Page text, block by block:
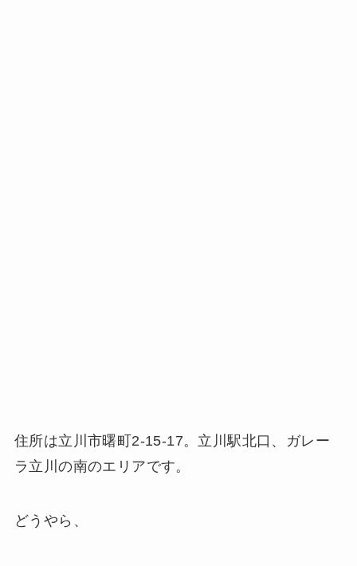
住所は立川市曙町2-15-17。立川駅北口、ガレー
ラ立川の南のエリアです。
どうやら、